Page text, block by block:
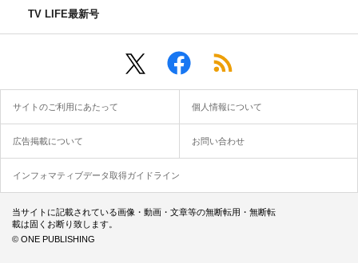
TV LIFE最新号
サイトのご利用にあたって 個人情報について
広告掲載について お問い合わせ
インフォマティブデータ取得ガイドライン
当サイトに記載されている画像・動画・文章等の無断転用・無断転
載は固くお断り致します。
© ONE PUBLISHING